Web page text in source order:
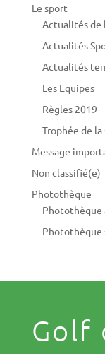
Le sport
Actualités de
Actualités
Actualités
Les Equipes
Règles 2019
Trophée de la
Message
Non classifié(e)
Photothèque
Photothèque
Photothèque
Golf